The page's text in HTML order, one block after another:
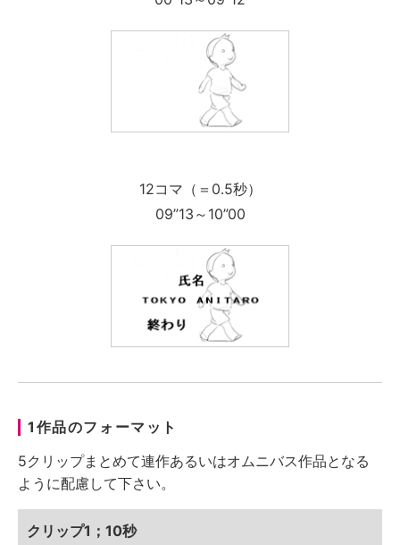
12コマ（＝0.5秒）
09”13～10”00
1作品のフォーマット
5クリップまとめて連作あるいはオムニバス作品となる
ように配慮して下さい。
クリップ1；10秒